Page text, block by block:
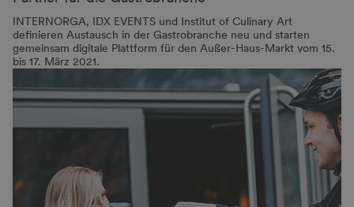
INTERNORGA, IDX EVENTS und Institut of Culinary Art
definieren Austausch in der Gastrobranche neu und starten
gemeinsam digitale Plattform für den Außer-Haus-Markt vom 15.
bis 17. März 2021.